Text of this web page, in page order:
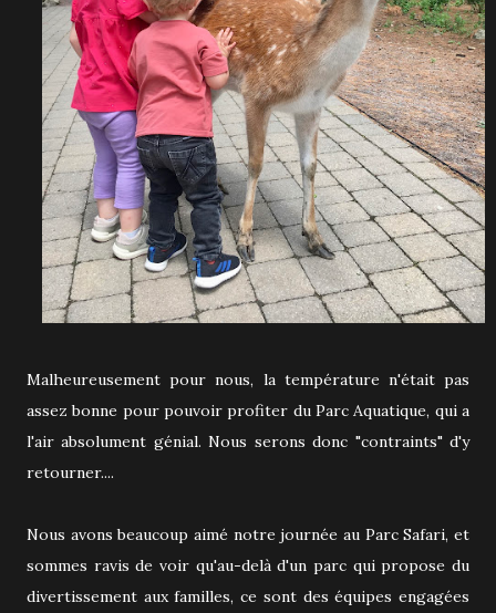
Malheureusement pour nous, la température n'était pas
assez bonne pour pouvoir profiter du Parc Aquatique, qui a
l'air absolument génial. Nous serons donc "contraints" d'y
retourner....
Nous avons beaucoup aimé notre journée au Parc Safari, et
sommes ravis de voir qu'au-delà d'un parc qui propose du
divertissement aux familles, ce sont des équipes engagées